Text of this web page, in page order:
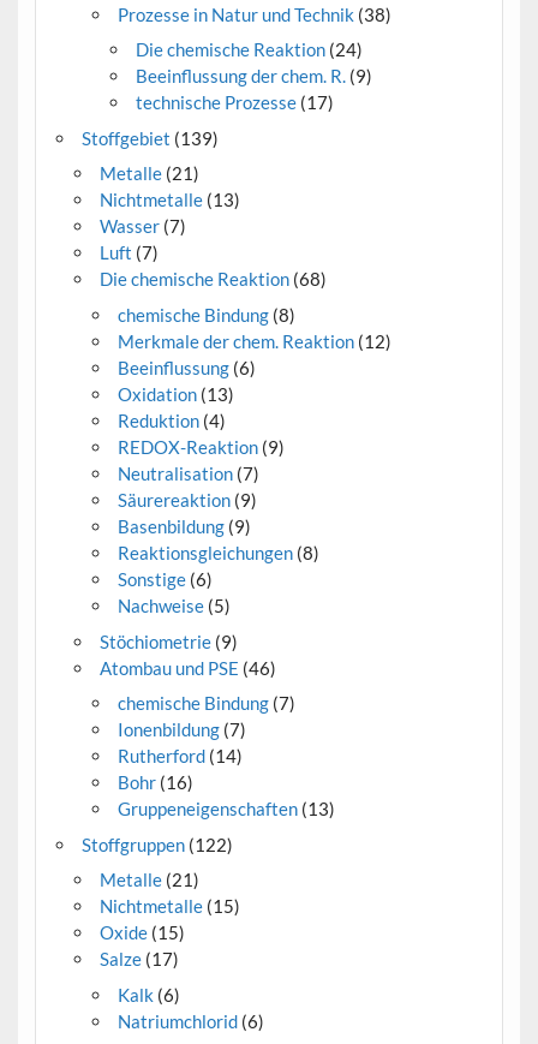
Prozesse in Natur und Technik (38)
Die chemische Reaktion (24)
Beeinflussung der chem. R. (9)
technische Prozesse (17)
Stoffgebiet (139)
Metalle(21)
Nichtmetalle(13)
Wasser(7)
Luft (7)
Die chemische Reaktion(68)
chemische Bindung (8)
Merkmale der chem. Reaktion (12)
Beeinflussung (6)
Oxidation (13)
Reduktion (4)
REDOX-Reaktion (9)
Neutralisation (7)
Säurereaktion (9)
Basenbildung (9)
Reaktionsgleichungen (8)
Sonstige (6)
Nachweise (5)
Stöchiometrie(9)
Atombau und PSE (46)
chemische Bindung (7)
Ionenbildung (7)
Rutherford (14)
Bohr (16)
Gruppeneigenschaften (13)
Stoffgruppen(122)
Metalle(21)
Nichtmetalle(15)
Oxide(15)
Salze(17)
Kalk (6)
Natriumchlorid (6)